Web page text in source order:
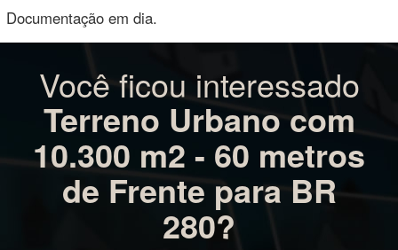
Documentação em dia.
Você ficou interessado
Terreno Urbano com
10.300 m2 - 60 metros
de Frente para BR
280?